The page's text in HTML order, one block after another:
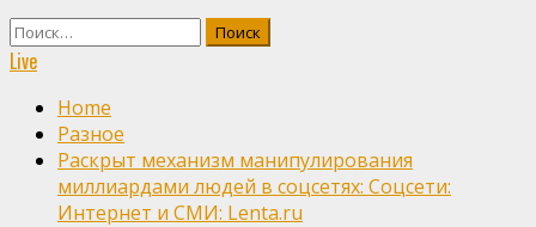
Найти:
Live
Home
Разное
Раскрыт механизм манипулирования
миллиардами людей в соцсетях: Coцсети:
Интернет и СМИ: Lenta.ru